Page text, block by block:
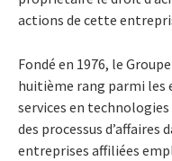
actions de cette
Fondé en 1976, le
huitième rang parmi les
services en
des processus d’affaires
entreprises affiliées